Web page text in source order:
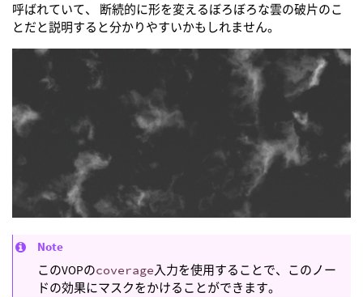
呼ばれていて、 断続的に形を変えるぼろぼろな雲の破片のこ
とだと説明すると分かりやすいかもしれません。
Note
このVOPのcoverage入力を使用することで、このノー
ドの効果にマスクをかけることができます。